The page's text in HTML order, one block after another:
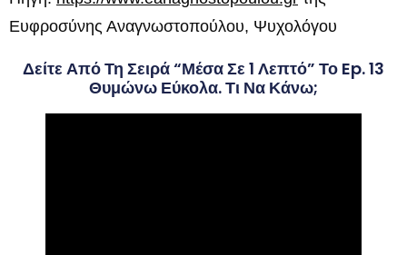
Ευφροσύνης Αναγνωστοπούλου, Ψυχολόγου
Δείτε Από Τη Σειρά “Μέσα Σε 1 Λεπτό” Το Ep. 13
Θυμώνω Εύκολα. Τι Να Κάνω;